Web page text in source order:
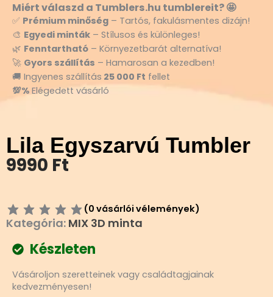
Miért válaszd a Tumblers.hu tumblereit? 🤩
✅ Prémium minőség – Tartós, fakulásmentes dizájn!
🎨 Egyedi minták – Stílusos és különleges!
🌿 Fenntartható – Környezetbarát alternatíva!
🚀 Gyors szállítás – Hamarosan a kezedben!
🚚 Ingyenes szállítás 25 000 Ft fellet
💯% Elégedett vásárló
Lila Egyszarvú Tumbler
9990 Ft
(0 vásárlói vélemények)
Kategória: MIX 3D minta
Készleten
Vásároljon szeretteinek vagy családtagjainak
kedvezményesen!
Egyszarvú
Tumbler